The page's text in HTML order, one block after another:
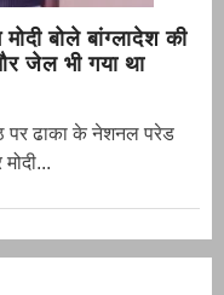
बोले बांग्लादेश की
जेल भी गया था
पर ढाका के नेशनल परेड